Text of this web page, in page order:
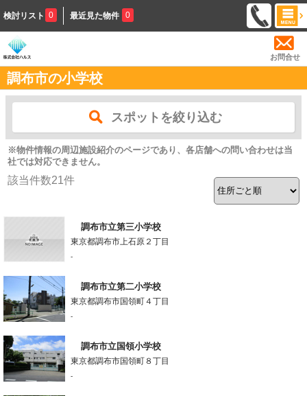
検討リスト 0 最近見た物件 0
お問合せ
調布市の小学校
スポットを絞り込む
※物件情報の周辺施設紹介のページであり、各店舗への問い合わせは当
社では対応できません。
該当件数21件
調布市立第三小学校
東京都調布市上石原２丁目
-
調布市立第二小学校
東京都調布市国領町４丁目
-
調布市立国領小学校
東京都調布市国領町８丁目
-